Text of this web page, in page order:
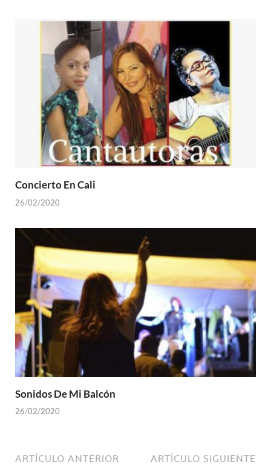
Concierto En Cali
26/02/2020
Sonidos De Mi Balcón
26/02/2020
ARTÍCULO ANTERIOR ARTÍCULO SIGUIENTE